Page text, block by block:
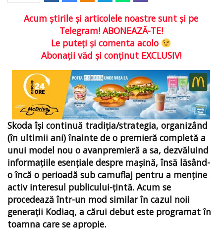
Acum ştirile şi articolele noastre sunt şi pe
Telegram! ABONEAZĂ-TE!
Le puteţi şi comenta acolo
Abonaţii văd şi conţinut EXCLUSIV!
Skoda îşi continuă tradiţia/strategia, organizând
(în ultimii ani) înainte de o premieră completă a
unui model nou o avanpremieră a sa, dezvăluind
informaţiile esenţiale despre maşină, însă lăsând-
o încă o perioadă sub camuflaj pentru a menţine
activ interesul publicului-ţintă. Acum se
procedează într-un mod similar în cazul noii
generaţii Kodiaq, a cărui debut este programat în
toamna care se apropie.